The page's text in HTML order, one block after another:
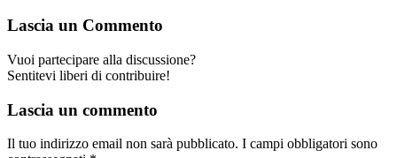
Lascia un Commento
Vuoi partecipare alla discussione?
Sentitevi liberi di contribuire!
Lascia un commento
Il tuo indirizzo email non sarà pubblicato. I campi obbligatori sono